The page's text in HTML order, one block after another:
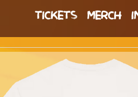
TICKETS MERCH